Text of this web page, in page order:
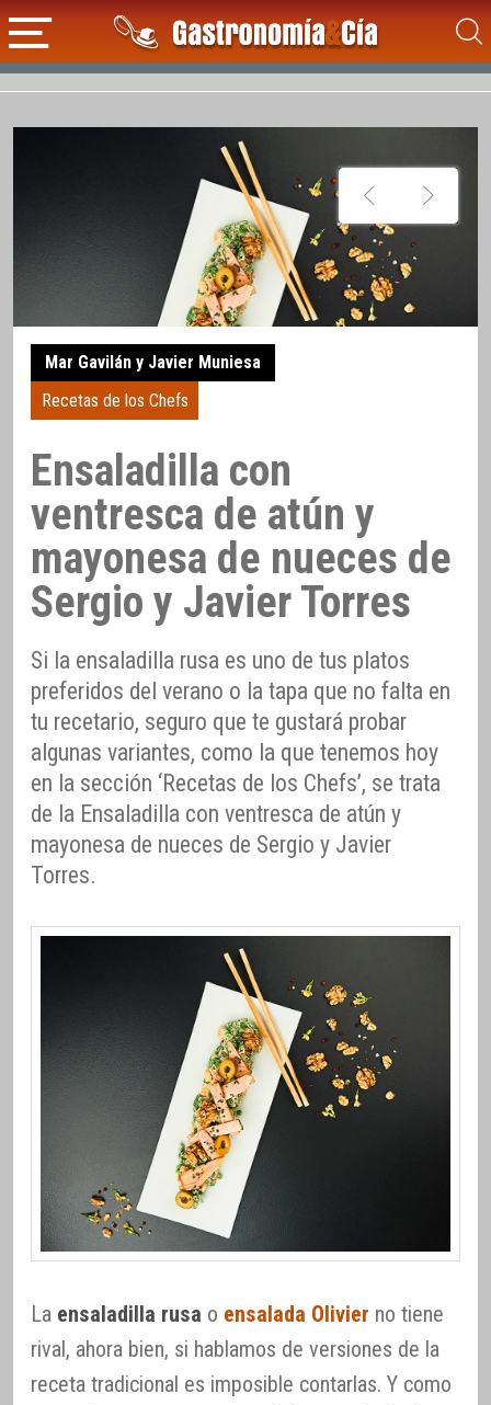
Mar Gavilán y Javier Muniesa
Recetas de los Chefs
Ensaladilla con
ventresca de atún y
mayonesa de nueces de
Sergio y Javier Torres
Si la ensaladilla rusa es uno de tus platos
preferidos del verano o la tapa que no falta en
tu recetario, seguro que te gustará probar
algunas variantes, como la que tenemos hoy
en la sección ‘Recetas de los Chefs’, se trata
de la Ensaladilla con ventresca de atún y
mayonesa de nueces de Sergio y Javier
Torres.
La ensaladilla rusa o ensalada Olivier no tiene
rival, ahora bien, si hablamos de versiones de la
receta tradicional es imposible contarlas. Y como